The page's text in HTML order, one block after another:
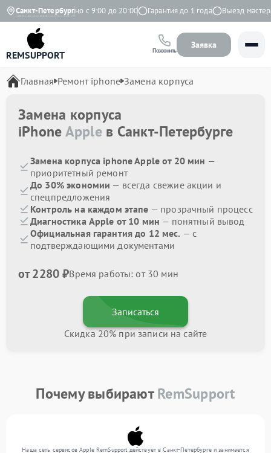
Санкт-Петербург
Ежедневно с 9:00 до 20:00 Гарантия до 1 года Выезд мастера
REMSUPPORT Позвонить
Заявка
Главная Ремонт iphone Замена корпуса
Замена корпуса
iPhoneAppleв Санкт-Петербурге
Замена корпуса iphone Apple от 20 мин —
приоритетный ремонт
До 30% экономии — всегда свежие акции и
спецпредложения
Контроль на каждом этапе — прозрачный процесс
Диагностика Apple от 10 мин — понятный вывод
Официальная гарантия до 12 мес. — с
подтверждающими документами
от 2280 ₽Время работы: от 30 мин
Записаться
Скидка 20% при записи на сайте
Почему выбираютRemSupport
Наша сеть сервисов Apple RemSupport действует в Санкт-Петербурге и занимается